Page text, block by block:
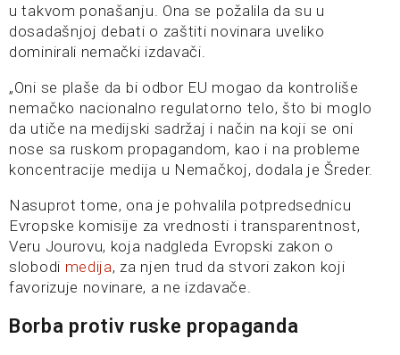
u takvom ponašanju. Ona se požalila da su u
dosadašnjoj debati o zaštiti novinara uveliko
dominirali nemački izdavači.
„Oni se plaše da bi odbor EU mogao da kontroliše
nemačko nacionalno regulatorno telo, što bi moglo
da utiče na medijski sadržaj i način na koji se oni
nose sa ruskom propagandom, kao i na probleme
koncentracije medija u Nemačkoj, dodala je Šreder.
Nasuprot tome, ona je pohvalila potpredsednicu
Evropske komisije za vrednosti i transparentnost,
Veru Jourovu, koja nadgleda Evropski zakon o
slobodi medija, za njen trud da stvori zakon koji
favorizuje novinare, a ne izdavače.
Borba protiv ruske propaganda